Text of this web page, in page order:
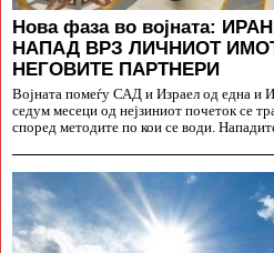
Нова фаза во војната:
НАПАД ВРЗ ЛИЧНИОТ
НЕГОВИТЕ ПАРТНЕРИ
Војната помеѓу САД и Израел од една и
седум месеци од нејзиниот почеток се
според методите по кои се води.